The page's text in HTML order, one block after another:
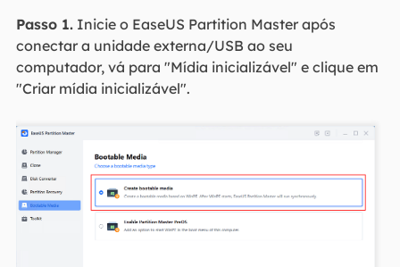
Passo 1.Inicie o EaseUS Partition Master após
conectar a unidade externa/USB ao seu
computador, vá para "Mídia inicializável" e clique em
"Criar mídia inicializável".